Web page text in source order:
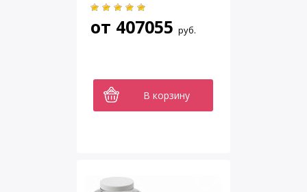
от 407055 руб.
В корзину